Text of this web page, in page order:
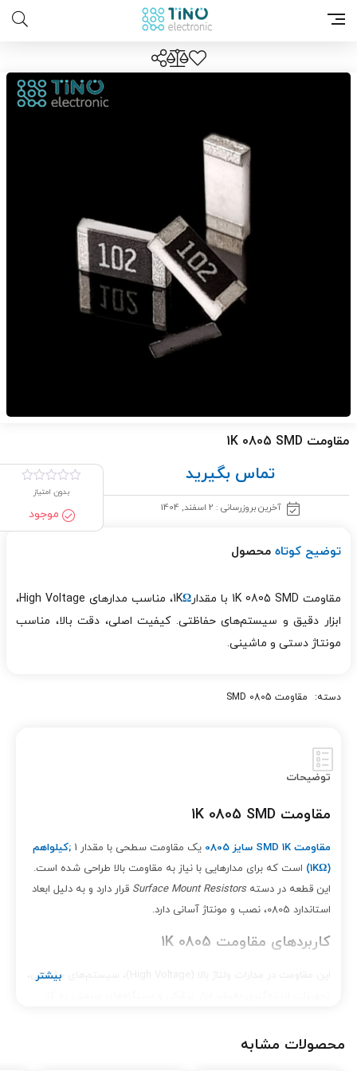
مقاومت 1K 0805 SMD
تماس بگیرید
آخرین بروزرسانی : 2 اسفند, 1404
بدون امتیاز
موجود
توضیح کوتاه محصول
مقاومت 1K 0805 SMD با مقدار1K Ω
، مناسب مدارهای High Voltage،
ابزار دقیق و سیستم‌های حفاظتی. کیفیت اصلی، دقت بالا، مناسب
مونتاژ دستی و ماشینی.
دسته: مقاومت 0805 SMD
توضیحات
مقاومت 1K 0805 SMD
مقاومت SMD 1K سایز 0805 یک مقاومت سطحی با مقدار 1 ;کیلواهم
(1K
Ω)
است که برای مدارهایی با نیاز به مقاومت بالا طراحی شده است.
این قطعه در دستهSurface Mount Resistors قرار دارد و به دلیل ابعاد
استاندارد 0805، نصب و مونتاژ آسانی دارد.
کاربردهای مقاومت 1K 0805
این مقاومت در مدارات ولتاژ بالا (High Voltage)، سیستم‌های حفاظتی،
مهم آن است.
محصولات مشابه